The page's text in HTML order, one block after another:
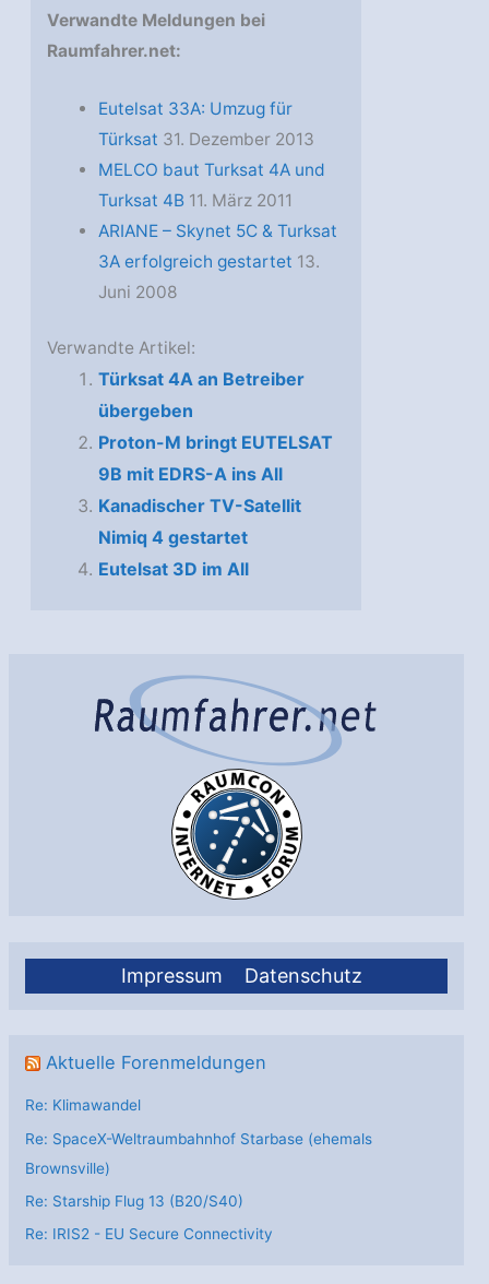
Impressum Datenschutz
Aktuelle Forenmeldungen
Re: Klimawandel
Re: SpaceX-Weltraumbahnhof Starbase (ehemals
Brownsville)
Re: Starship Flug 13 (B20/S40)
Re: IRIS2 - EU Secure Connectivity
Verwandte Meldungen bei
Raumfahrer.net:
Eutelsat 33A: Umzug für
Türksat 31. Dezember 2013
MELCO baut Turksat 4A und
Turksat 4B 11. März 2011
ARIANE – Skynet 5C & Turksat
3A erfolgreich gestartet 13.
Juni 2008
Verwandte Artikel:
Türksat 4A an Betreiber
übergeben
Proton-M bringt EUTELSAT
9B mit EDRS-A ins All
Kanadischer TV-Satellit
Nimiq 4 gestartet
Eutelsat 3D im All